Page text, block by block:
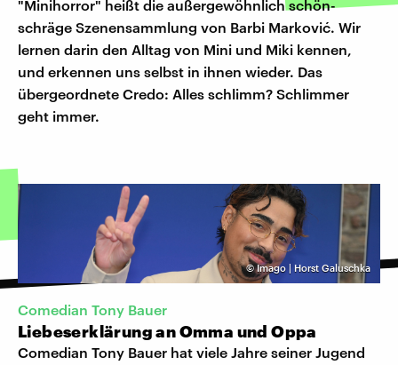
"Minihorror" heißt die außergewöhnlich schön-
schräge Szenensammlung von Barbi Marković. Wir
lernen darin den Alltag von Mini und Miki kennen,
und erkennen uns selbst in ihnen wieder. Das
übergeordnete Credo: Alles schlimm? Schlimmer
geht immer.
©Imago | Horst Galuschka
Comedian Tony Bauer
Liebeserklärung an Omma und Oppa
Comedian Tony Bauer hat viele Jahre seiner Jugend